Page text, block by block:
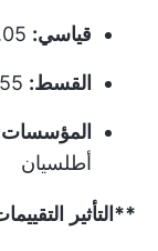
قياسي:
القسط:
أطلسيان
**التأثير